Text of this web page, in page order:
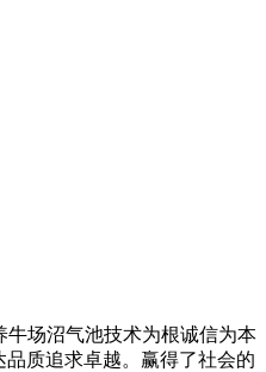
场沼气池技术为根诚信为本
质追求卓越。赢得了社会的